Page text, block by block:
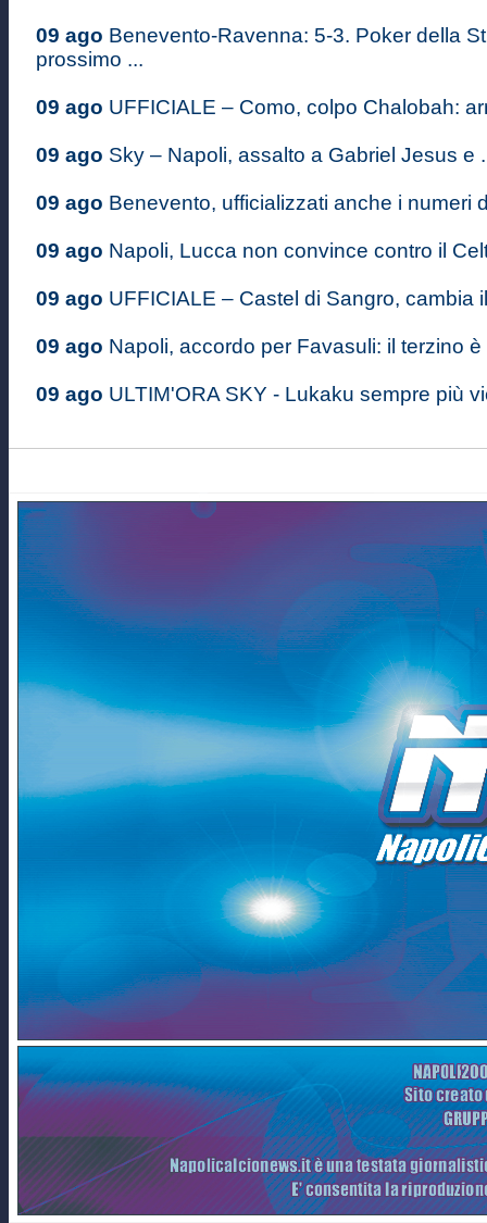
09 ago Benevento-Ravenna: 5-3. Poker della
prossimo ...
09 ago UFFICIALE – Como, colpo Chalobah:
09 ago Sky – Napoli, assalto a Gabriel Jesus e
09 ago Benevento, ufficializzati anche i numeri
09 ago Napoli, Lucca non convince contro il
09 ago UFFICIALE – Castel di Sangro, cambia
09 ago Napoli, accordo per Favasuli: il terzino è
09 ago ULTIM'ORA SKY - Lukaku sempre più